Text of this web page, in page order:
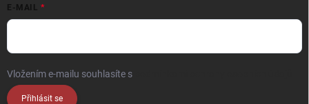
E-MAIL
Vložením e-mailu souhlasíte s
Přihlásit se